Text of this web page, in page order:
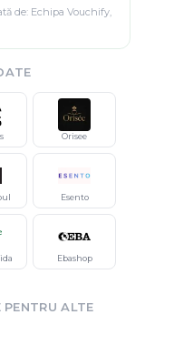
de: Echipa Vouchify,
Orisee
Esento
Ebashop
PENTRU ALTE